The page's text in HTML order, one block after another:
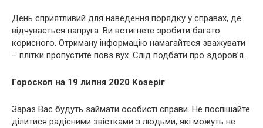
День сприятливий для наведення порядку у справах, де
відчувається напруга. Ви встигнете зробити багато
корисного. Отриману інформацію намагайтеся зважувати
– плітки пропустите повз вух. Слід подбати про здоров’я.
Гороскоп на 19 липня 2020 Козеріг
Зараз Вас будуть займати особисті справи. Не поспішайте
ділитися радісними звістками з людьми, які можуть не